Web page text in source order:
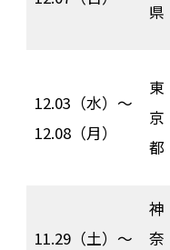
県
12.03（水）〜
12.08（月）
東
京
都
11.29（土）〜
神
奈